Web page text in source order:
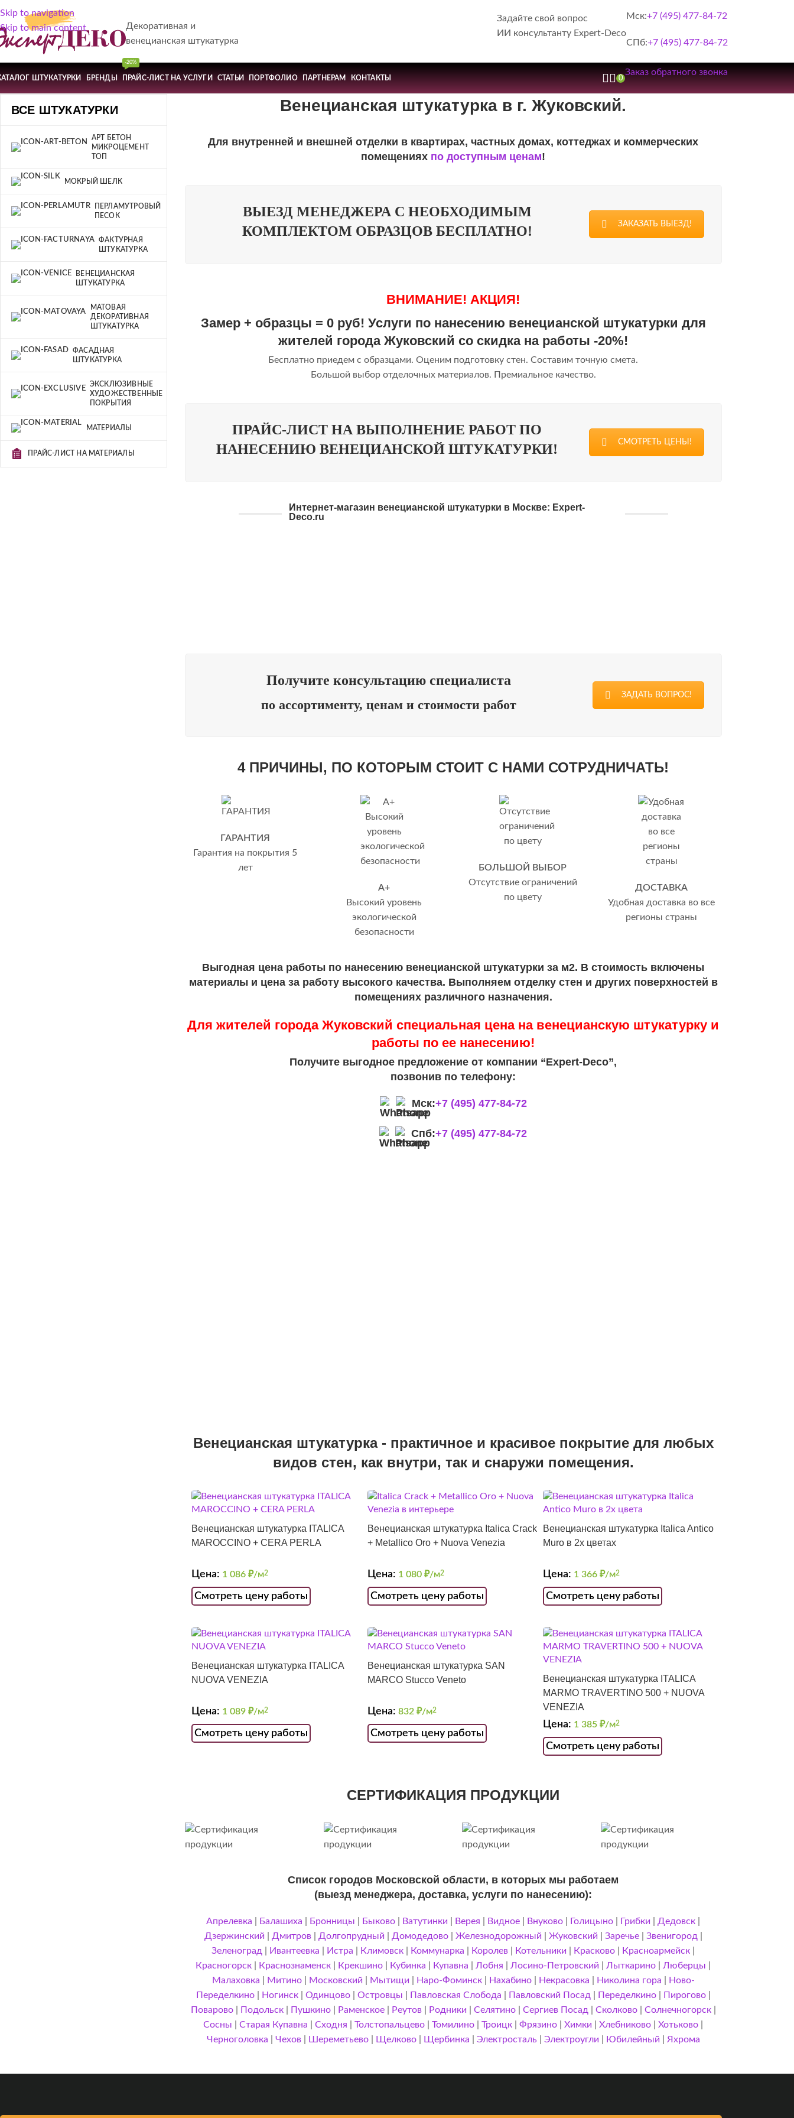
Skip to navigation
Skip to main content
Декоративная и
венецианская штукатурка
Задайте свой вопрос
ИИ консультанту Expert-Deco
Мск:+7 (495) 477-84-72
СПб:+7 (495) 477-84-72
ШТУКАТУРКИ БРЕНДЫ ПРАЙС-ЛИСТ НА УСЛУГИ
-20%
СТАТЬИ ПОРТФОЛИО ПАРТНЕРАМ КОНТАКТЫ 0
Заказ обратного звонка
ВСЕ ШТУКАТУРКИ
АРТ БЕТОН
МИКРОЦЕМЕНТ
ТОП
МОКРЫЙ ШЕЛК
ПЕРЛАМУТРОВЫЙ
ПЕСОК
ФАКТУРНАЯ
ШТУКАТУРКА
ВЕНЕЦИАНСКАЯ
ШТУКАТУРКА
МАТОВАЯ
ДЕКОРАТИВНАЯ
ШТУКАТУРКА
ФАСАДНАЯ
ШТУКАТУРКА
ЭКСКЛЮЗИВНЫЕ
ХУДОЖЕСТВЕННЫЕ
ПОКРЫТИЯ
МАТЕРИАЛЫ
ПРАЙС-ЛИСТ НА МАТЕРИАЛЫ
Венецианская штукатурка в г. Жуковский.
Для внутренней и внешней отделки в квартирах, частных домах, коттеджах и коммерческих
помещениях по доступным ценам!
ВЫЕЗД МЕНЕДЖЕРА С НЕОБХОДИМЫМ
КОМПЛЕКТОМ ОБРАЗЦОВ БЕСПЛАТНО!
ЗАКАЗАТЬ ВЫЕЗД!
ВНИМАНИЕ! АКЦИЯ!
Замер + образцы = 0 руб! Услуги по нанесению венецианской штукатурки для
жителей города Жуковский со скидка на работы -20%!
Бесплатно приедем с образцами. Оценим подготовку стен. Составим точную смета.
Большой выбор отделочных материалов. Премиальное качество.
ПРАЙС-ЛИСТ НА ВЫПОЛНЕНИЕ РАБОТ ПО
НАНЕСЕНИЮ ВЕНЕЦИАНСКОЙ ШТУКАТУРКИ!
СМОТРЕТЬ ЦЕНЫ!
Интернет-магазин венецианской штукатурки в Москве: Expert-
Deco.ru
Получите консультацию специалиста
по ассортименту, ценам и стоимости работ
ЗАДАТЬ ВОПРОС!
4 ПРИЧИНЫ, ПО КОТОРЫМ СТОИТ С НАМИ СОТРУДНИЧАТЬ!
ГАРАНТИЯ
Гарантия на покрытия 5
лет
А+
Высокий уровень
экологической
безопасности
БОЛЬШОЙ ВЫБОР
Отсутствие ограничений
по цвету
ДОСТАВКА
Удобная доставка во все
регионы страны
Выгодная цена работы по нанесению венецианской штукатурки за м2. В стоимость включены
материалы и цена за работу высокого качества. Выполняем отделку стен и других поверхностей в
помещениях различного назначения.
Для жителей города Жуковский специальная цена на венецианскую штукатурку и
работы по ее нанесению!
Получите выгодное предложение от компании “Expert-Deco”,
позвонив по телефону:
Мск:+7 (495) 477-84-72
Спб:+7 (495) 477-84-72
Венецианская штукатурка - практичное и красивое покрытие для любых
видов стен, как внутри, так и снаружи помещения.
Венецианская штукатурка ITALICA
MAROCCINO + CERA PERLA
Цена: 1 086 ₽/м2
Смотреть цену работы
Венецианская штукатурка Italica Crack
+ Metallico Oro + Nuova Venezia
Цена: 1 080 ₽/м2
Смотреть цену работы
Венецианская штукатурка Italica Antico
Muro в 2х цветах
Цена: 1 366₽/м2
Смотреть цену работы
Венецианская штукатурка ITALICA
NUOVA VENEZIA
Цена: 1 089 ₽/м2
Смотреть цену работы
Венецианская штукатурка SAN
MARCO Stucco Veneto
Цена: 832 ₽/м2
Смотреть цену работы
Венецианская штукатурка ITALICA
MARMO TRAVERTINO 500 + NUOVA
VENEZIA
Цена: 1 385₽/м2
Смотреть цену работы
СЕРТИФИКАЦИЯ ПРОДУКЦИИ
Список городов Московской области, в которых мы работаем
(выезд менеджера, доставка, услуги по нанесению):
Апрелевка Балашиха Бронницы Быково Ватутинки Верея Видное Внуково Голицыно Грибки Дедовск
Дзержинский
Дмитров| Долгопрудный Домодедово| Железнодорожный Жуковский Заречье| Звенигород
Зеленоград
Ивантеевка Истра Климовск Коммунарка Королев Котельники Красково Красноармейск
Красногорск
Краснознаменск Крекшино Кубинка Купавна Лобня Лосино-Петровский Лыткарино Люберцы
Малаховка
Митино| Московский Мытищи Наро-Фоминск| Нахабино| Некрасовка Николина гора
Ново-
Переделкино| Ногинск| Одинцово| Островцы Павловская Слобода Павловский Посад Переделкино| Пирогово|
Поварово| Подольск| Пушкино| Раменское| Реутов| Родники Селятино| Сергиев Посад Сколково| Солнечногорск|
Сосны |Старая Купавна |Сходня |Толстопальцево |Томилино |Троицк |Фрязино |Химки |Хлебниково |Хотьково
Черноголовка
Чехов| Шереметьево| Щелково| Щербинка Электросталь| Электроугли Юбилейный Яхрома